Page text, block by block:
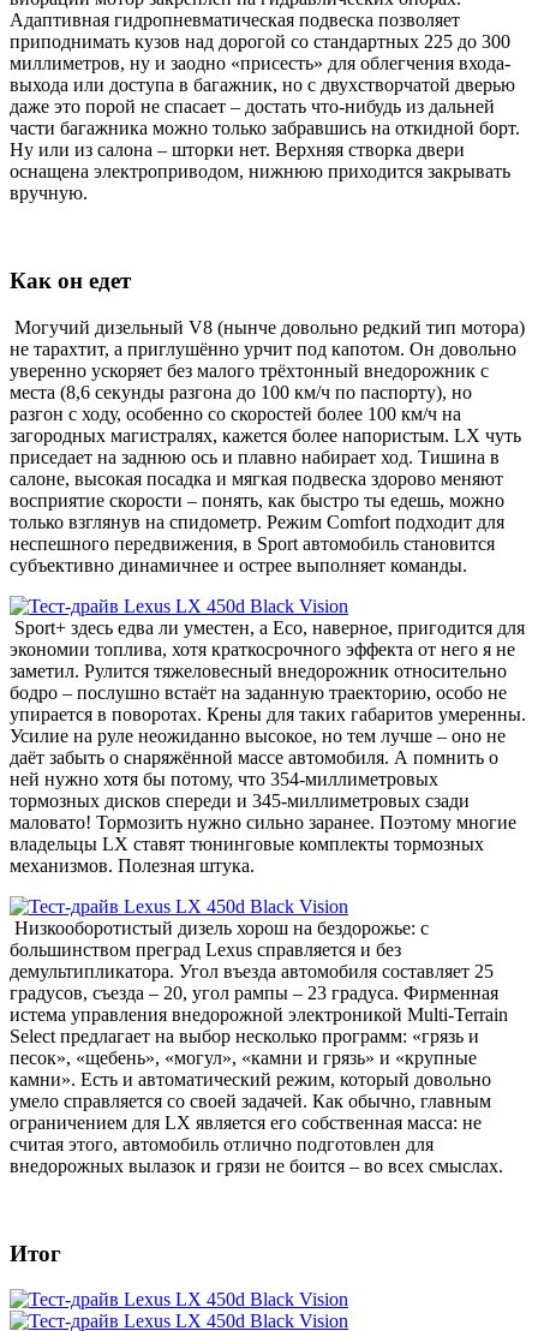
Адаптивная гидропневматическая подвеска позволяет
приподнимать кузов над дорогой со стандартных 225 до 300
миллиметров, ну и заодно «присесть» для облегчения входа-
выхода или доступа в багажник, но с двухстворчатой дверью
даже это порой не спасает – достать что-нибудь из дальней
части багажника можно только забравшись на откидной борт.
Ну или из салона – шторки нет. Верхняя створка двери
оснащена электроприводом, нижнюю приходится закрывать
вручную.
Как он едет
Могучий дизельный V8 (нынче довольно редкий тип мотора)
не тарахтит, а приглушённо урчит под капотом. Он довольно
уверенно ускоряет без малого трёхтонный внедорожник с
места (8,6 секунды разгона до 100 км/ч по паспорту), но
разгон с ходу, особенно со скоростей более 100 км/ч на
загородных магистралях, кажется более напористым. LX чуть
приседает на заднюю ось и плавно набирает ход. Тишина в
салоне, высокая посадка и мягкая подвеска здорово меняют
восприятие скорости – понять, как быстро ты едешь, можно
только взглянув на спидометр. Режим Comfort подходит для
неспешного передвижения, в Sport автомобиль становится
субъективно динамичнее и острее выполняет команды.
Sport+ здесь едва ли уместен, а Eco, наверное, пригодится для
экономии топлива, хотя краткосрочного эффекта от него я не
заметил. Рулится тяжеловесный внедорожник относительно
бодро – послушно встаёт на заданную траекторию, особо не
упирается в поворотах. Крены для таких габаритов умеренны.
Усилие на руле неожиданно высокое, но тем лучше – оно не
даёт забыть о снаряжённой массе автомобиля. А помнить о
ней нужно хотя бы потому, что 354-миллиметровых
тормозных дисков спереди и 345-миллиметровых сзади
маловато! Тормозить нужно сильно заранее. Поэтому многие
владельцы LX ставят тюнинговые комплекты тормозных
механизмов. Полезная штука.
Низкооборотистый дизель хорош на бездорожье: с
большинством преград Lexus справляется и без
демультипликатора. Угол въезда автомобиля составляет 25
градусов, съезда – 20, угол рампы – 23 градуса. Фирменная
истема управления внедорожной электроникой Multi-Terrain
Select предлагает на выбор несколько программ: «грязь и
песок», «щебень», «могул», «камни и грязь» и «крупные
камни». Есть и автоматический режим, который довольно
умело справляется со своей задачей. Как обычно, главным
ограничением для LX является его собственная масса: не
считая этого, автомобиль отлично подготовлен для
внедорожных вылазок и грязи не боится – во всех смыслах.
Итог